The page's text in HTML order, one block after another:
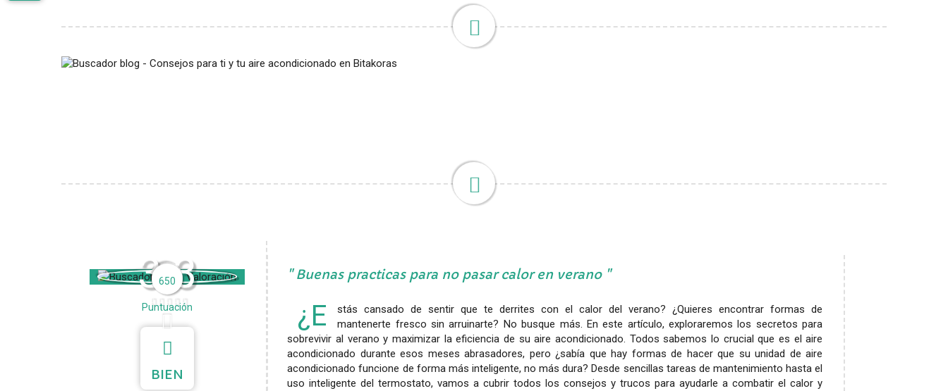
3.3
650
Puntuación
BIEN
Buenas practicas para no pasar calor en verano
¿E
stás cansado de sentir que te derrites con el calor del verano? ¿Quieres encontrar formas de
mantenerte fresco sin arruinarte? No busque más. En este artículo, exploraremos los secretos para
sobrevivir al verano y maximizar la eficiencia de su aire acondicionado. Todos sabemos lo crucial que es el aire
acondicionado durante esos meses abrasadores, pero ¿sabía que hay formas de hacer que su unidad de aire
acondicionado funcione de forma más inteligente, no más dura? Desde sencillas tareas de mantenimiento hasta el
uso inteligente del termostato, vamos a cubrir todos los consejos y trucos para ayudarle a combatir el calor y